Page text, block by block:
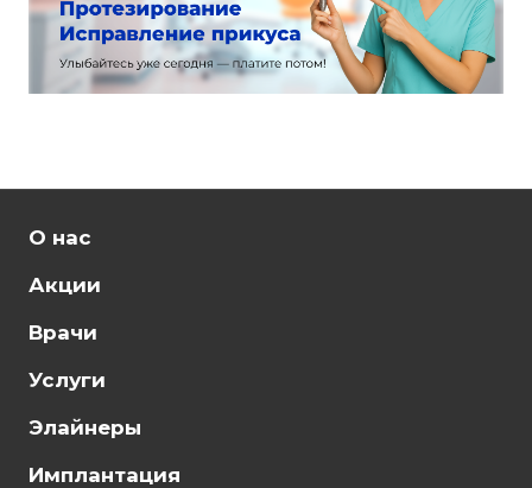
О нас
Акции
Врачи
Услуги
Элайнеры
Имплантация